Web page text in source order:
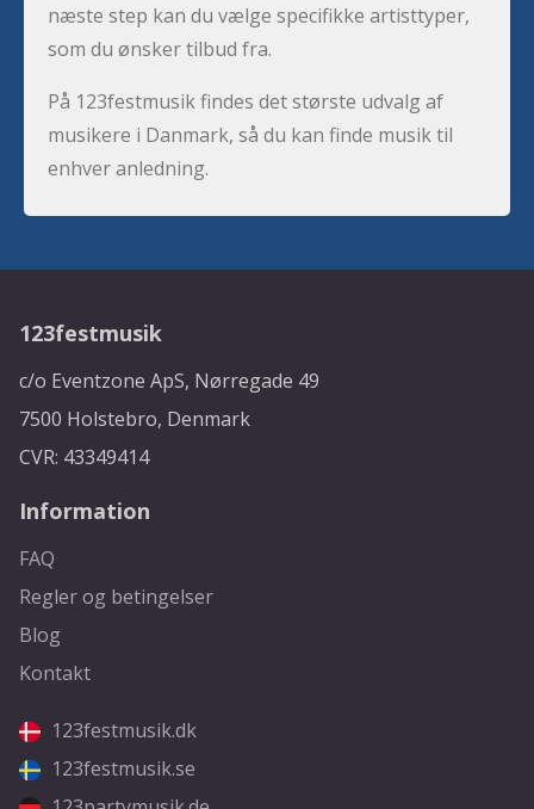
næste step kan du vælge specifikke artisttyper,
som du ønsker tilbud fra.
På 123festmusik findes det største udvalg af
musikere i Danmark, så du kan finde musik til
enhver anledning.
123festmusik
c/o Eventzone ApS, Nørregade 49
7500 Holstebro, Denmark
CVR: 43349414
Information
FAQ
Regler og betingelser
Blog
Kontakt
123festmusik.dk
123festmusik.se